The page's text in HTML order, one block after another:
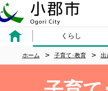
くらし
ホーム 子育て･教育 出